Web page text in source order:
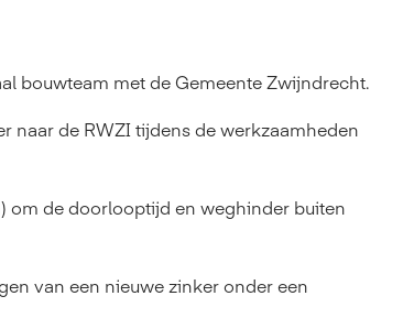
bouwteam met de Gemeente Zwijndrecht.
naar de RWZI tijdens de werkzaamheden
om de doorlooptijd en weghinder buiten
van een nieuwe zinker onder een